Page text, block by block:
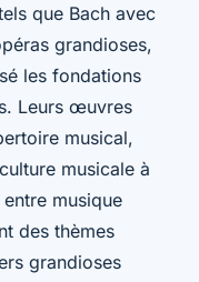
que Bach avec
grandioses,
les fondations
Leurs œuvres
musical,
musicale à
musique
des thèmes
grandioses